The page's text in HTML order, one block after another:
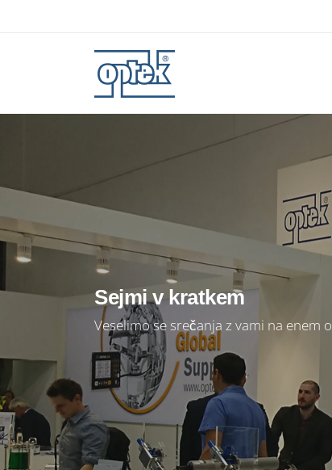
Sejmi v kratkem
Veselimo se srečanja z vami na